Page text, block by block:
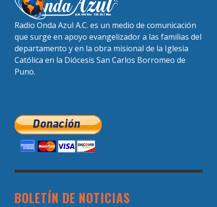
Radio Onda Azul A.C. es un medio de comunicación
que surge en apoyo evangelizador a las familias del
departamento y en la obra misional de la Iglesia
Católica en la Diócesis San Carlos Borromeo de
Puno.
BOLETÍN DE NOTICIAS